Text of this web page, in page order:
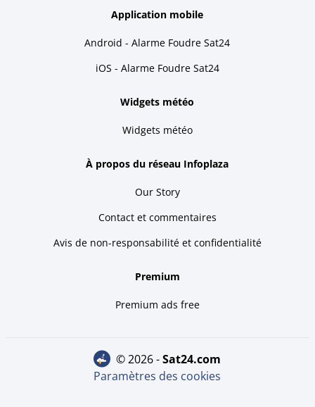
Application mobile
Android - Alarme Foudre Sat24
iOS - Alarme Foudre Sat24
Widgets météo
Widgets météo
À propos du réseau Infoplaza
Our Story
Contact et commentaires
Avis de non-responsabilité et confidentialité
Premium
Premium ads free
© 2026 - sat24.com
Paramètres des cookies